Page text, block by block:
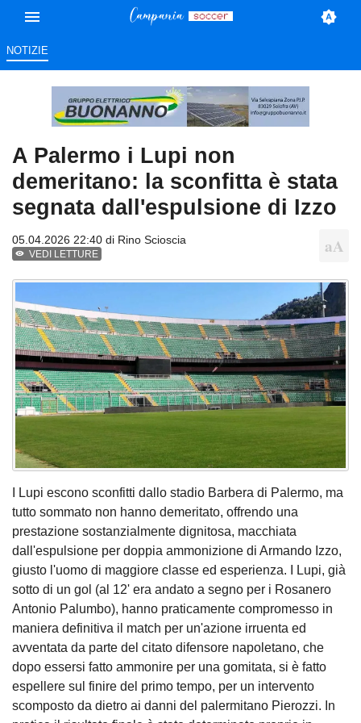
NOTIZIE
A Palermo i Lupi non
demeritano: la sconfitta è stata
segnata dall'espulsione di Izzo
05.04.2026 22:40 di Rino Scioscia
VEDI LETTURE
I Lupi escono sconfitti dallo stadio Barbera di Palermo, ma
tutto sommato non hanno demeritato, offrendo una
prestazione sostanzialmente dignitosa, macchiata
dall'espulsione per doppia ammonizione di Armando Izzo,
giusto l'uomo di maggiore classe ed esperienza. I Lupi, già
sotto di un gol (al 12' era andato a segno per i Rosanero
Antonio Palumbo), hanno praticamente compromesso in
maniera definitiva il match per un'azione irruenta ed
avventata da parte del citato difensore napoletano, che
dopo essersi fatto ammonire per una gomitata, si è fatto
espellere sul finire del primo tempo, per un intervento
scomposto da dietro ai danni del palermitano Pierozzi. In